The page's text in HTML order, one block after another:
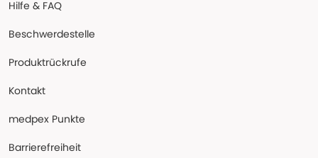
Hilfe & FAQ
Beschwerdestelle
Produktrückrufe
Kontakt
medpex Punkte
Barrierefreiheit